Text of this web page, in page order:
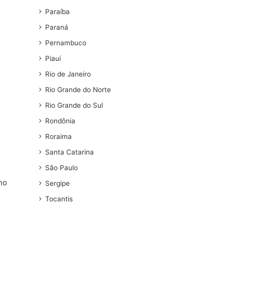
Paraíba
Paraná
Pernambuco
Piauí
Rio de Janeiro
Rio Grande do Norte
Rio Grande do Sul
Rondônia
Roraima
Santa Catarina
São Paulo
Sergipe
Tocantis